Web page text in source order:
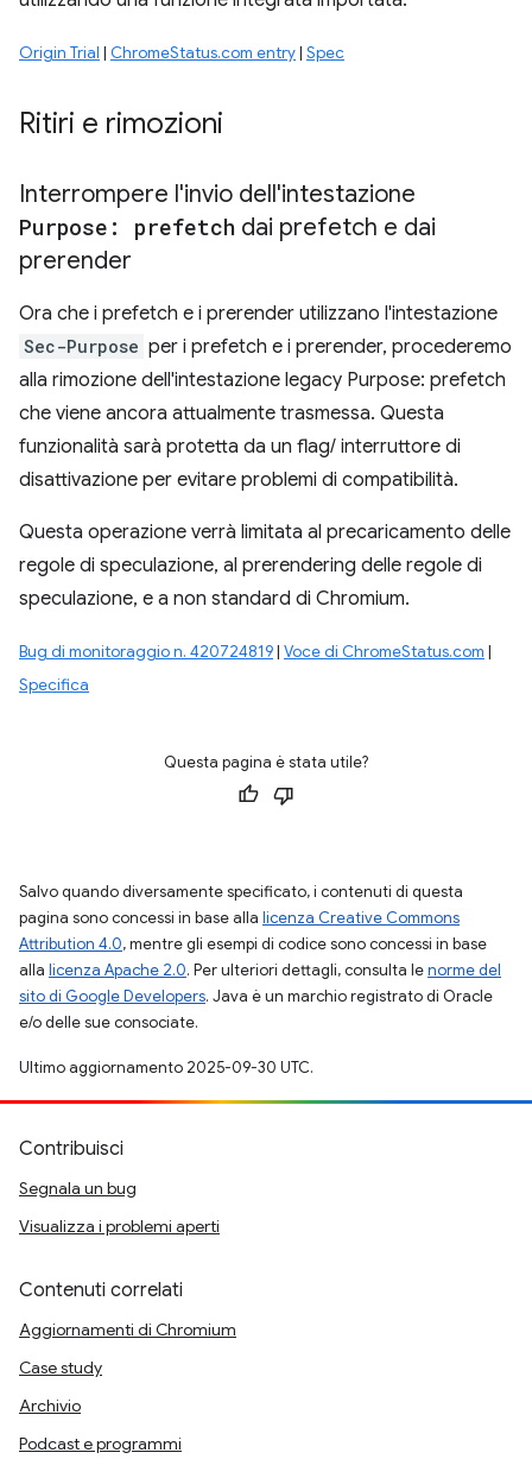
Origin Trial | ChromeStatus.com entry| Spec
Ritiri e rimozioni
Interrompere l'invio dell'intestazione
Purpose: prefetch dai prefetch e dai
prerender
Ora che i prefetch e i prerender utilizzano l'intestazione
Sec-Purpose per i prefetch e i prerender, procederemo
alla rimozione dell'intestazione legacy Purpose: prefetch
che viene ancora attualmente trasmessa. Questa
funzionalità sarà protetta da un flag/ interruttore di
disattivazione per evitare problemi di compatibilità.
Questa operazione verrà limitata al precaricamento delle
regole di speculazione, al prerendering delle regole di
speculazione, e a non standard di Chromium.
Bug di monitoraggio n. 420724819| Voce di ChromeStatus.com |
Specifica
Questa pagina è stata utile?
Salvo quando diversamente specificato, i contenuti di questa
pagina sono concessi in base alla licenza Creative Commons
Attribution 4.0, mentre gli esempi di codice sono concessi in base
alla licenza Apache 2.0. Per ulteriori dettagli, consulta lenorme del
sito di Google Developers. Java è un marchio registrato di Oracle
e/o delle sue consociate.
Ultimo aggiornamento 2025-09-30 UTC.
Contribuisci
Segnala un bug
Visualizza i problemi aperti
Contenuti correlati
Aggiornamenti di Chromium
Case study
Archivio
Podcast e programmi